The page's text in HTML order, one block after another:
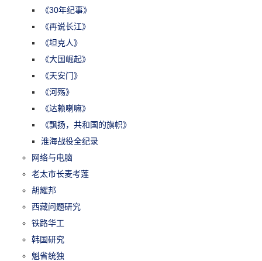
《30年纪事》
《再说长江》
《坦克人》
《大国崛起》
《天安门》
《河殇》
《达赖喇嘛》
《飘扬，共和国的旗帜》
淮海战役全纪录
网络与电脑
老太市长麦考莲
胡耀邦
西藏问题研究
铁路华工
韩国研究
魁省统独